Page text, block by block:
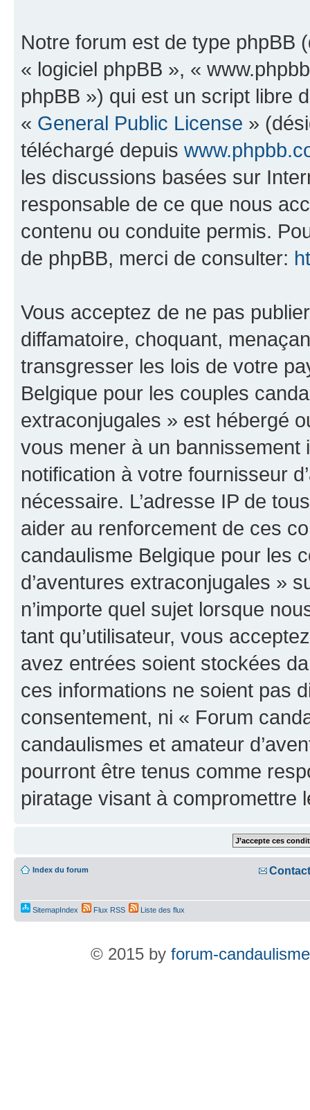
Notre forum est de type phpBB
« logiciel phpBB », «
phpBB ») qui est un script libre
« General Public License »
téléchargé depuis
les discussions basées sur
responsable de ce que nous
contenu ou conduite permis.
de phpBB, merci de consulter:
Vous acceptez de ne pas
diffamatoire, choquant,
transgresser les lois de votre
Belgique pour les couples
extraconjugales » est hébergé
vous mener à un
notification à votre fournisseur
nécessaire. L’adresse IP de
aider au renforcement de ces
candaulisme Belgique pour les
d’aventures extraconjugales »
n’importe quel sujet lorsque
tant qu’utilisateur, vous
avez entrées soient stockées
ces informations ne soient pas
consentement, ni « Forum
candaulismes et amateur
pourront être tenus comme
piratage visant à compromettre
Index du forum Contact
SitemapIndex Flux RSS Liste des flux
© 2015 by forum-